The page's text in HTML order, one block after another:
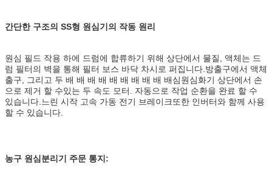
간단한 구조의 SS형 원심기의 작동 원리
원심 필드 작용 하에 드럼에 합류하기 위해 상단에서 물질, 액체는 드
럼 필터의 벽을 통해 필터 보스 바닥 차시로 퍼집니다.방출구에서 액체
출구, 그리고 두 배 배 배 배 배 배 배 배 배 배심원심화기 상단에서 손
으로 제거 할 수있는 두 속도 모터. 자동으로 작업 순환을 완료 할 수
있습니다.느린 시작 고속 가동 전기 브레이크또한 인버터와 함께 사용
할 수 있습니다.
농구 원심분리기 주문 통지: